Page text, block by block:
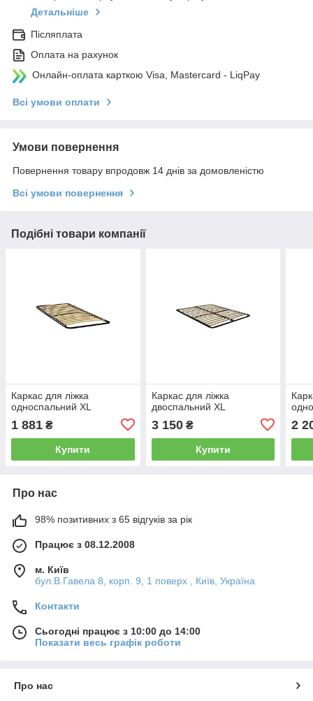
Детальніше
Післяплата
Оплата на рахунок
Онлайн-оплата карткою Visa, Mastercard - LiqPay
Всі умови оплати
Умови повернення
Повернення товару впродовж 14 днів за домовленістю
Всі умови повернення
Подібні товари компанії
Каркас для ліжка
односпальний XL
1 881 ₴
Купити
Каркас для ліжка
двоспальний XL
3 150₴
Купити
2
Про нас
98% позитивних з 65 відгуків за рік
Працює з 08.12.2008
м. Київ
бул.В.Гавела 8, корп. 9, 1 поверх , Київ, Україна
Контакти
Сьогодні працює з 10:00 до 14:00
Показати весь графік роботи
Про нас